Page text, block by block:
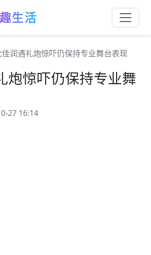
生活
佳润遇礼炮惊吓仍保持专业舞台表现
炮惊吓仍保持专业舞
27 16:14